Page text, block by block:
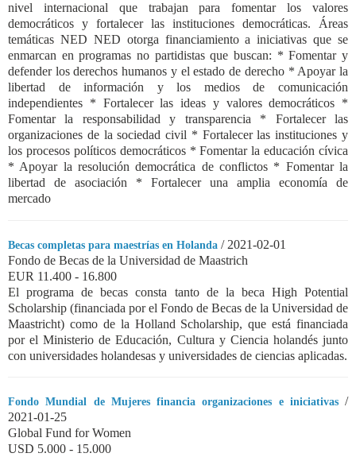
nivel internacional que trabajan para fomentar los valores
democráticos y fortalecer las instituciones democráticas. Áreas
temáticas NED NED otorga financiamiento a iniciativas que se
enmarcan en programas no partidistas que buscan: * Fomentar y
defender los derechos humanos y el estado de derecho * Apoyar la
libertad de información y los medios de comunicación
independientes * Fortalecer las ideas y valores democráticos *
Fomentar la responsabilidad y transparencia * Fortalecer las
organizaciones de la sociedad civil * Fortalecer las instituciones y
los procesos políticos democráticos * Fomentar la educación cívica
* Apoyar la resolución democrática de conflictos * Fomentar la
libertad de asociación * Fortalecer una amplia economía de
mercado
Becas completas para maestrías en Holanda / 2021-02-01
Fondo de Becas de la Universidad de Maastrich
EUR 11.400 - 16.800
El programa de becas consta tanto de la beca High Potential
Scholarship (financiada por el Fondo de Becas de la Universidad de
Maastricht) como de la Holland Scholarship, que está financiada
por el Ministerio de Educación, Cultura y Ciencia holandés junto
con universidades holandesas y universidades de ciencias aplicadas.
Fondo Mundial de Mujeres financia organizaciones e iniciativas/
2021-01-25
Global Fund for Women
USD 5.000 - 15.000